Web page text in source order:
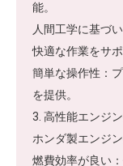
能。
人間工学に基づ
快適な作業をサポ
簡単な操作性：
を提供。
3. 高性能エンジ
ホンダ製エンジ
燃費効率が良い